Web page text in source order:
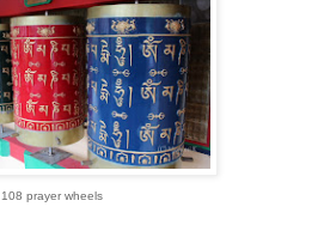
108 prayer wheels